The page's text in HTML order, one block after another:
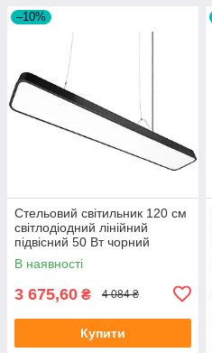
–10%
Стельовий світильник 120 см
світлодіодний лінійний
підвісний 50 Вт чорний
міцний для дому та офісу
В наявності
3 675,60 ₴ 4 084 ₴
Купити